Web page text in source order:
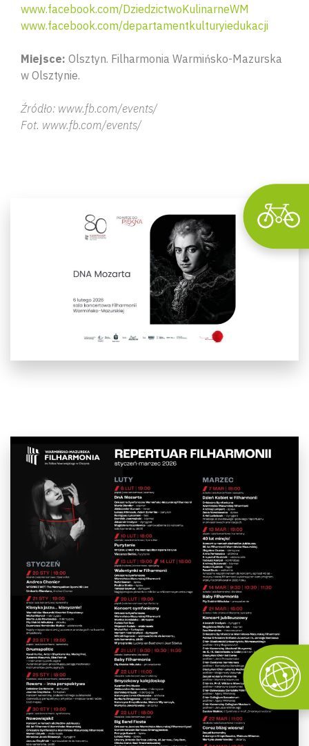
www.facebook.com/DziedzictwoKulinarneWM
www.facebook.com/departamentkulturyiedukacji
Miejsce: Olsztyn. Filharmonia Warmińsko-Mazurska
w Olsztynie.
Źródło: www.fb.com/events/
Fot. www.fb.com/events/